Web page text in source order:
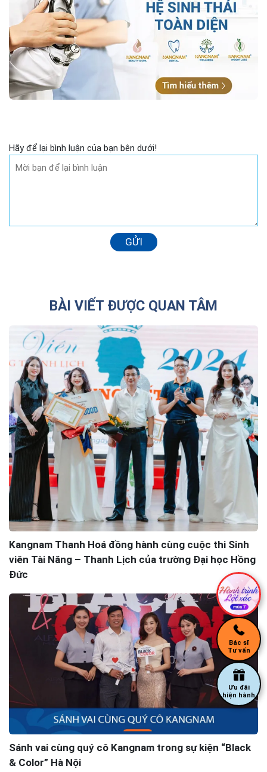
Hãy để lại bình luận của bạn bên dưới!
GỬI
BÀI VIẾT ĐƯỢC QUAN TÂM
Kangnam Thanh Hoá đồng hành cùng cuộc thi Sinh
viên Tài Năng – Thanh Lịch của trường Đại học Hồng
Đức
Sánh vai cùng quý cô Kangnam trong sự kiện “Black
& Color” Hà Nội
Bác sĩ
Tư vấn
Ưu đãi
hiện hành